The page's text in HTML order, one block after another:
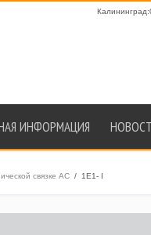
ИНФОРМАЦИЯ
связке АС / 1E1- I